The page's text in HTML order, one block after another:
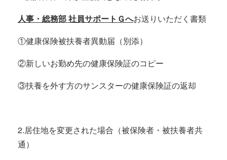
人事・総務部 社員サポートＧへお送りいただく書類
①健康保険被扶養者異動届（別添）
②新しいお勤め先の健康保険証のコピー
③扶養を外す方のサンスターの健康保険証の返却
2.居住地を変更された場合（被保険者・被扶養者共
通）